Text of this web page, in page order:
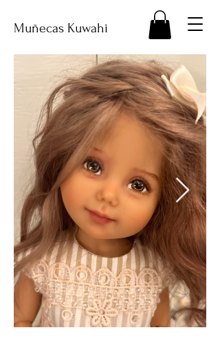
Muñecas Kuwahi